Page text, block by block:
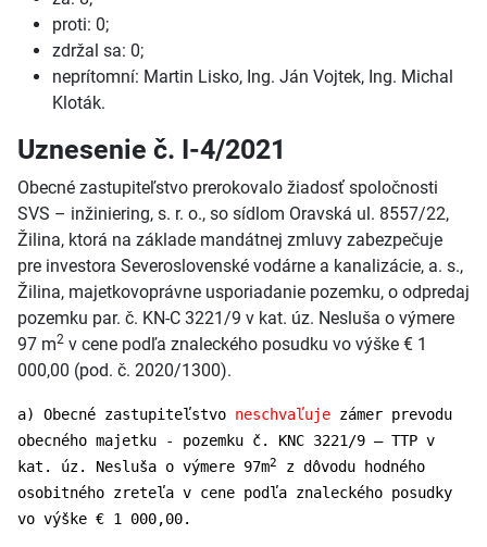
proti: 0;
zdržal sa: 0;
neprítomní: Martin Lisko, Ing. Ján Vojtek, Ing. Michal
Kloták.
Uznesenie č. I-4/2021
Obecné zastupiteľstvo prerokovalo žiadosť spoločnosti
SVS – inžiniering, s. r. o., so sídlom Oravská ul. 8557/22,
Žilina, ktorá na základe mandátnej zmluvy zabezpečuje
pre investora Severoslovenské vodárne a kanalizácie, a. s.,
Žilina, majetkovoprávne usporiadanie pozemku, o odpredaj
pozemku par. č. KN-C 3221/9 v kat. úz. Nesluša o výmere
97 m2 v cene podľa znaleckého posudku vo výške € 1
000,00 (pod. č. 2020/1300).
a) Obecné zastupiteľstvo neschvaľuje zámer prevodu
obecného majetku - pozemku č. KNC 3221/9 – TTP v
kat. úz. Nesluša o výmere 97m2
z dôvodu hodného
osobitného zreteľa v cene podľa znaleckého posudky
vo výške € 1 000,00.